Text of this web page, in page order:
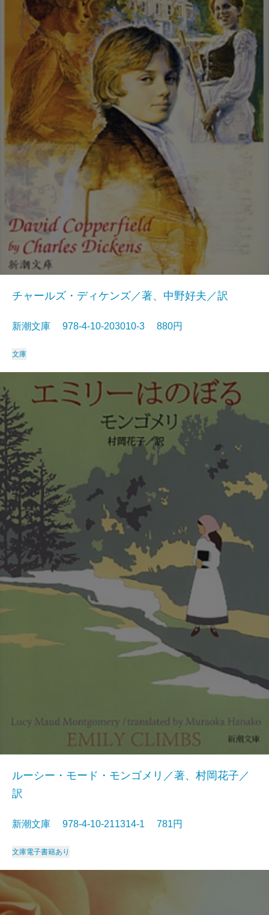
チャールズ・ディケンズ／著、中野好夫／訳
新潮文庫 978-4-10-203010-3 880円
文庫
ルーシー・モード・モンゴメリ／著、村岡花子／
訳
新潮文庫 978-4-10-211314-1 781円
文庫電子書籍あり